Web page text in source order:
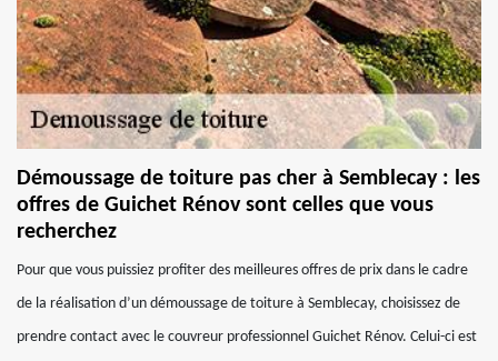
Démoussage de toiture pas cher à Semblecay : les
offres de Guichet Rénov sont celles que vous
recherchez
Pour que vous puissiez profiter des meilleures offres de prix dans le cadre
de la réalisation d’un démoussage de toiture à Semblecay, choisissez de
prendre contact avec le couvreur professionnel Guichet Rénov. Celui-ci est